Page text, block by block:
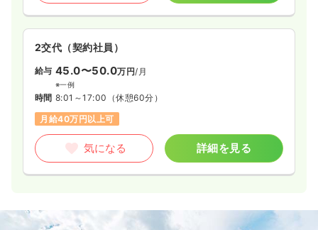
2交代（契約社員）
給与 45.0〜50.0万円/月
※一例
時間 8:01～17:00 （休憩60分）
月給40万円以上可
気になる 詳細を見る